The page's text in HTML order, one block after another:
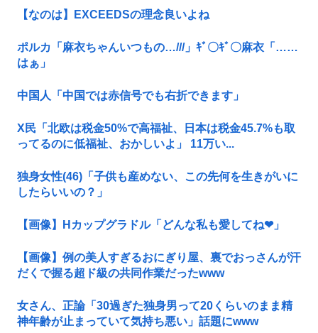
【なのは】EXCEEDSの理念良いよね
ポルカ「麻衣ちゃんいつもの…///」ｷﾞ〇ｷﾞ〇麻衣「……
はぁ」
中国人「中国では赤信号でも右折できます」
X民「北欧は税金50%で高福祉、日本は税金45.7%も取
ってるのに低福祉、おかしいよ」 11万い...
独身女性(46)「子供も産めない、この先何を生きがいに
したらいいの？」
【画像】Hカップグラドル「どんな私も愛してね❤」
【画像】例の美人すぎるおにぎり屋、裏でおっさんが汗
だくで握る超ド級の共同作業だったwww
女さん、正論「30過ぎた独身男って20くらいのまま精
神年齢が止まっていて気持ち悪い」話題にwww